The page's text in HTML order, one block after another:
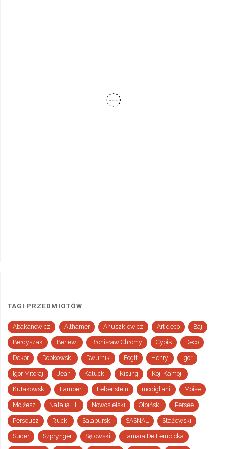
TAGI PRZEDMIOTÓW
Abakanowicz Althamer Anuszkiewicz Art deco Baj
Berdyszak Berlewi Bronisław Chromy Cybis Deco
Dekor Dobkowski Dwurnik Fogtt Henry Igor
Igor Mitoraj Jean Kałucki Kisling Koji Kamoji
Kułakowski Lambert Lebenstein modigliani Moise
Mojżesz Natalia LL Nowosielski Olbiński Persee
Perseusz Rucki Salaburski SASNAL Stażewski
Suder Szprynger Sętowski Tamara De Lempicka